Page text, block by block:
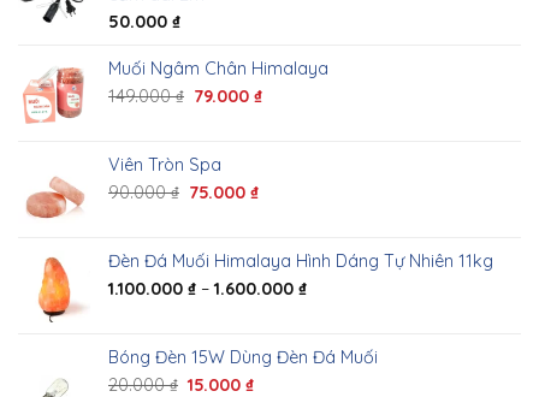
50.000 ₫
Muối Ngâm Chân Himalaya
149.000₫ 79.000₫
Viên Tròn Spa
90.000₫ 75.000₫
Đèn Đá Muối Himalaya Hình Dáng Tự Nhiên 11kg
1.100.000 ₫ –1.600.000 ₫
Bóng Đèn 15W Dùng Đèn Đá Muối
20.000₫ 15.000₫